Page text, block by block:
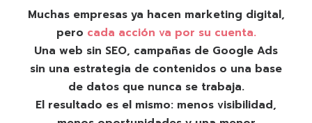
Muchas empresas ya hacen marketing digital,
pero cada acción va por su cuenta.
Una web sin SEO, campañas de Google Ads
sin una estrategia de contenidos o una base
de datos que nunca se trabaja.
El resultado es el mismo: menos visibilidad,